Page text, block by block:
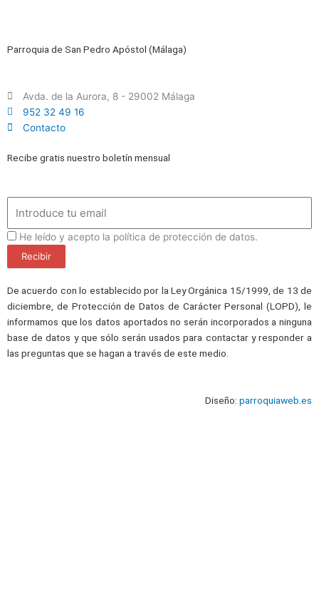
Parroquia de San Pedro Apóstol (Málaga)
Avda. de la Aurora, 8 - 29002 Málaga
952 32 49 16
Contacto
Recibe gratis nuestro boletín mensual
ProteccionDatos
He leído y acepto la política de protección de datos.
Recibir
De acuerdo con lo establecido por la Ley Orgánica 15/1999, de 13 de
diciembre, de Protección de Datos de Carácter Personal (LOPD), le
informamos que los datos aportados no serán incorporados a ninguna
base de datos y que sólo serán usados para contactar y responder a
las preguntas que se hagan a través de este medio.
Diseño: parroquiaweb.es